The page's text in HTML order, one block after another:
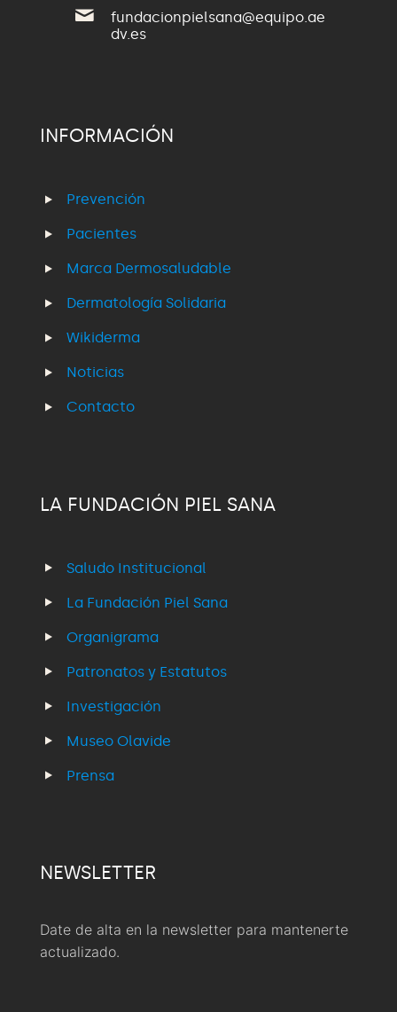
fundacionpielsana@equipo.ae
dv.es
INFORMACIÓN
Prevención
Pacientes
Marca Dermosaludable
Dermatología Solidaria
Wikiderma
Noticias
Contacto
LA FUNDACIÓN PIEL SANA
Saludo Institucional
La Fundación Piel Sana
Organigrama
Patronatos y Estatutos
Investigación
Museo Olavide
Prensa
NEWSLETTER
Date de alta en la newsletter para mantenerte
actualizado.